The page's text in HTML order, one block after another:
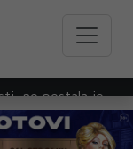
glumica
očaja napisali